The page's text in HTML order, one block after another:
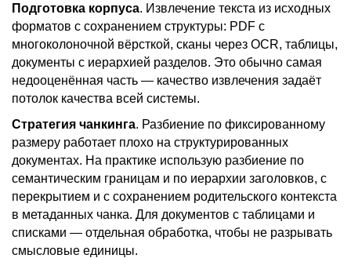
Подготовка корпуса. Извлечение текста из исходных
форматов с сохранением структуры: PDF с
многоколоночной вёрсткой, сканы через OCR, таблицы,
документы с иерархией разделов. Это обычно самая
недооценённая часть — качество извлечения задаёт
потолок качества всей системы.
Стратегия чанкинга. Разбиение по фиксированному
размеру работает плохо на структурированных
документах. На практике использую разбиение по
семантическим границам и по иерархии заголовков, с
перекрытием и с сохранением родительского контекста
в метаданных чанка. Для документов с таблицами и
списками — отдельная обработка, чтобы не разрывать
смысловые единицы.